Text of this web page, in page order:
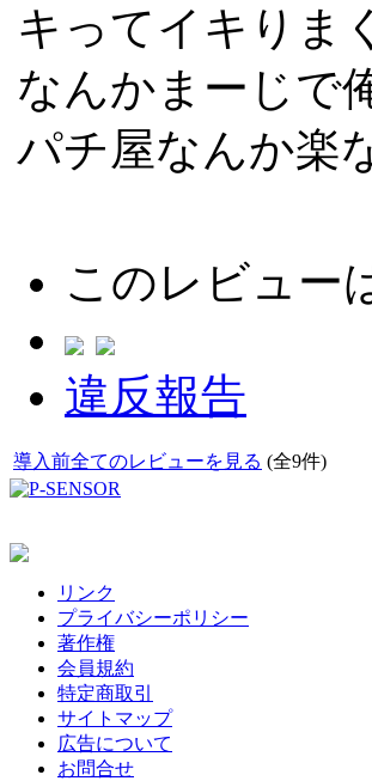
キってイキりま
なんかまーじで
パチ屋なんか楽
このレビュー
違反報告
導入前全てのレビューを見る (全9件)
リンク
プライバシーポリシー
著作権
会員規約
特定商取引
サイトマップ
広告について
お問合せ